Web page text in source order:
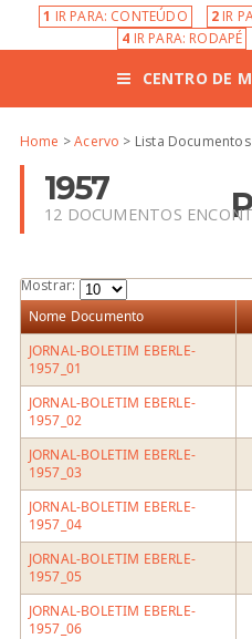
1 IR PARA: CONTEÚDO 2 IR
4 IR PARA: RODAPÉ
CENTRO DE
Home >Acervo > Lista Documentos
1957
12 DOCUMENTOS
Mostrar:
Nome Documento
JORNAL-BOLETIM EBERLE-
1957_01
JORNAL-BOLETIM EBERLE-
1957_02
JORNAL-BOLETIM EBERLE-
1957_03
JORNAL-BOLETIM EBERLE-
1957_04
JORNAL-BOLETIM EBERLE-
1957_05
JORNAL-BOLETIM EBERLE-
1957_06